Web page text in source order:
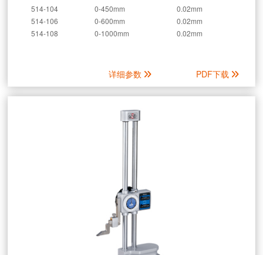
514-104
0-450mm
0.02mm
514-106
0-600mm
0.02mm
514-108
0-1000mm 0.02mm
详细参数 PDF下载